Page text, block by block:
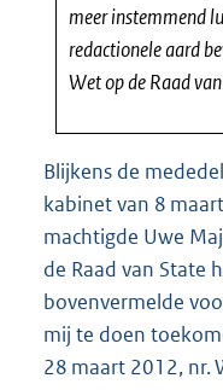
meer instemmend
redactionele aard
Wet op de Raad
Blijkens de
kabinet van 8
machtigde Uwe
de Raad van State
bovenvermelde
mij te doen
28 maart 2012, nr.